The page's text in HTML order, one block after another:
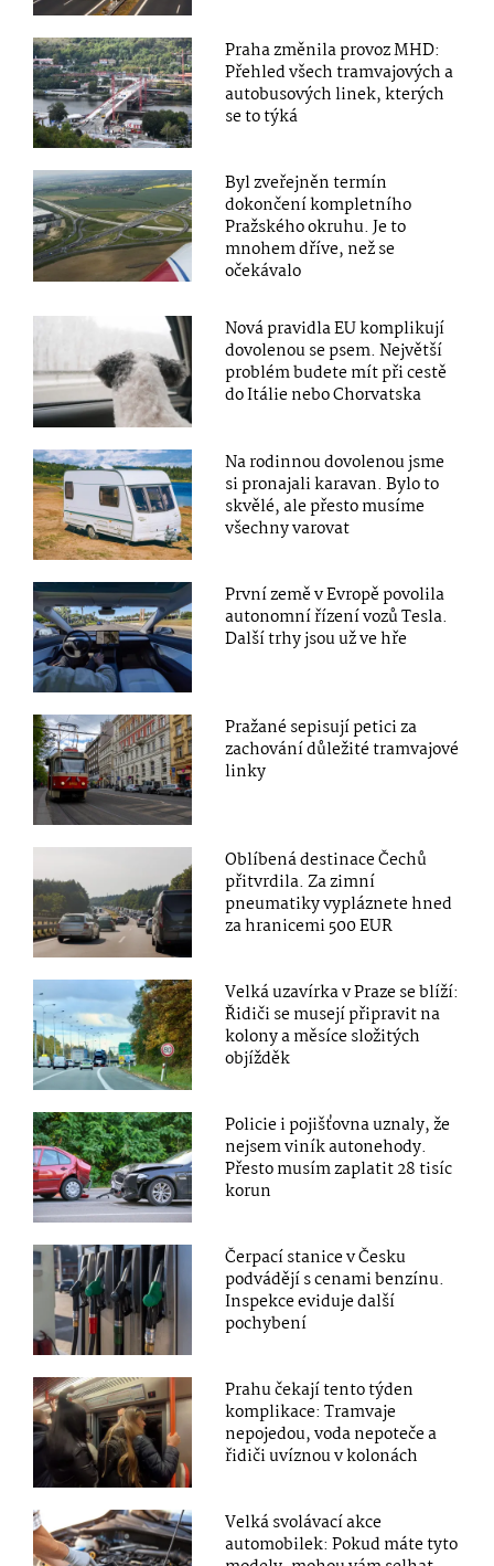
Praha změnila provoz MHD:
Přehled všech tramvajových a
autobusových linek, kterých
se to týká
Byl zveřejněn termín
dokončení kompletního
Pražského okruhu. Je to
mnohem dříve, než se
očekávalo
Nová pravidla EU komplikují
dovolenou se psem. Největší
problém budete mít při cestě
do Itálie nebo Chorvatska
Na rodinnou dovolenou jsme
si pronajali karavan. Bylo to
skvělé, ale přesto musíme
všechny varovat
První země v Evropě povolila
autonomní řízení vozů Tesla.
Další trhy jsou už ve hře
Pražané sepisují petici za
zachování důležité tramvajové
linky
Oblíbená destinace Čechů
přitvrdila. Za zimní
pneumatiky vypláznete hned
za hranicemi 500 EUR
Velká uzavírka v Praze se blíží:
Řidiči se musejí připravit na
kolony a měsíce složitých
objížděk
Policie i pojišťovna uznaly, že
nejsem viník autonehody.
Přesto musím zaplatit 28 tisíc
korun
Čerpací stanice v Česku
podvádějí s cenami benzínu.
Inspekce eviduje další
pochybení
Prahu čekají tento týden
komplikace: Tramvaje
nepojedou, voda nepoteče a
řidiči uvíznou v kolonách
Velká svolávací akce
automobilek: Pokud máte tyto